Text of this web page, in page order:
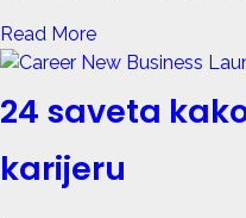
Read More
24 saveta
karijeru